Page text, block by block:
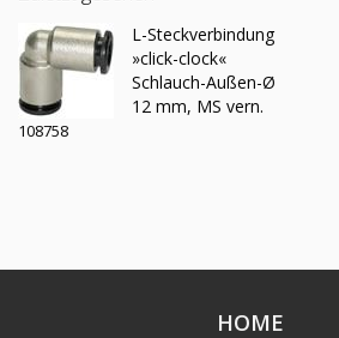
L-Steckverbindung
»click-clock«
Schlauch-Außen-Ø
12 mm, MS vern.
108758
HOME